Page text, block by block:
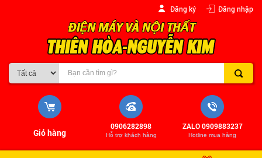
Đăng ký Đăng nhập
ZALO 0909883237
Hotline mua hàng
0906282898
Hỗ trợ khách hàng
Giỏ hàng